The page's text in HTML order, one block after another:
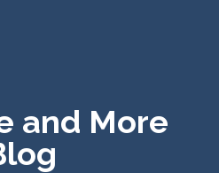
and More